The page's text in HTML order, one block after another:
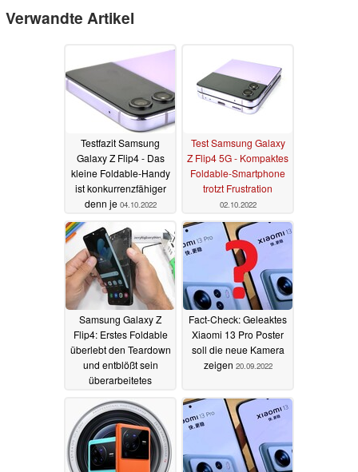
Verwandte Artikel
Testfazit Samsung
Galaxy Z Flip4 - Das
kleine Foldable-Handy
ist konkurrenzfähiger
denn je 04.10.2022
Test Samsung Galaxy
Z Flip4 5G - Kompaktes
Foldable-Smartphone
trotzt Frustration
02.10.2022
Samsung Galaxy Z
Flip4: Erstes Foldable
überlebt den Teardown
und entblößt sein
überarbeitetes
Fact-Check: Geleaktes
Xiaomi 13 Pro Poster
soll die neue Kamera
zeigen 20.09.2022